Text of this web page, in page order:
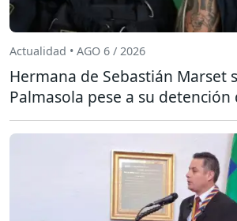
Actualidad • AGO 6 / 2026
Hermana de Sebastián Marset
Palmasola pese a su